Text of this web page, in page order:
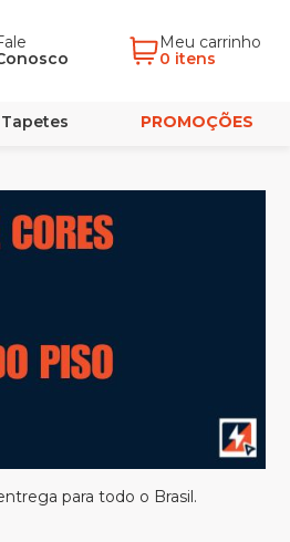
Meu carrinho
0 itens
Tapetes PROMOÇÕES
para todo o Brasil.